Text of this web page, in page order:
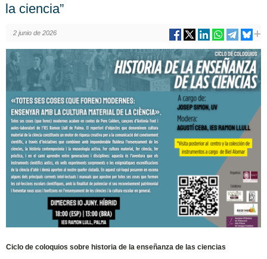
la ciencia”
2 junio de 2026
Ciclo de coloquios sobre historia de la enseñanza de las ciencias